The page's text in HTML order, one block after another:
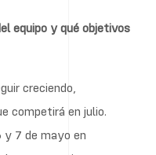
equipo y qué objetivos
creciendo,
competirá en julio.
7 de mayo en